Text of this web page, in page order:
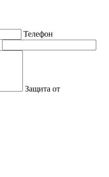
Телефон
Защита от